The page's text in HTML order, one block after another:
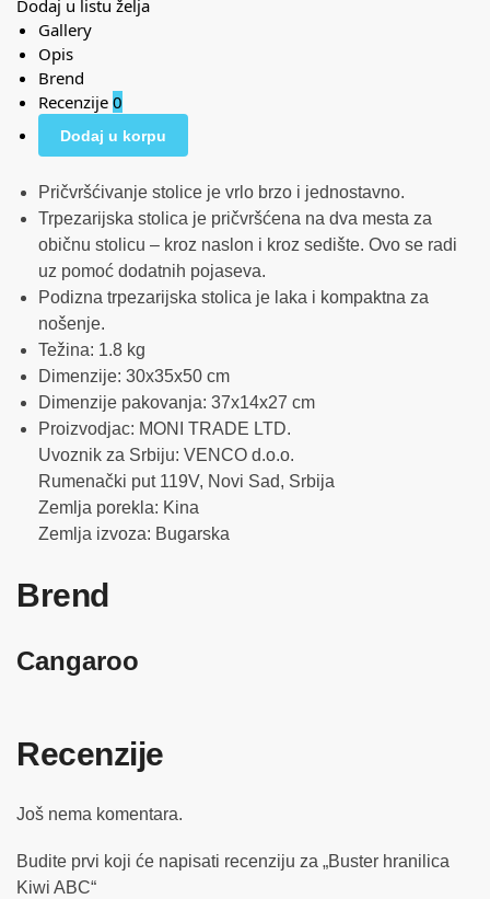
Dodaj u listu želja
Gallery
Opis
Brend
Recenzije 0
Dodaj u korpu
Pričvršćivanje stolice je vrlo brzo i jednostavno.
Trpezarijska stolica je pričvršćena na dva mesta za
običnu stolicu – kroz naslon i kroz sedište. Ovo se radi
uz pomoć dodatnih pojaseva.
Podizna trpezarijska stolica je laka i kompaktna za
nošenje.
Težina: 1.8 kg
Dimenzije: 30x35x50 cm
Dimenzije pakovanja: 37x14x27 cm
Proizvodjac: MONI TRADE LTD.
Uvoznik za Srbiju: VENCO d.o.o.
Rumenački put 119V, Novi Sad, Srbija
Zemlja porekla: Kina
Zemlja izvoza: Bugarska
Brend
Cangaroo
Recenzije
Još nema komentara.
Budite prvi koji će napisati recenziju za „Buster hranilica
Kiwi ABC“